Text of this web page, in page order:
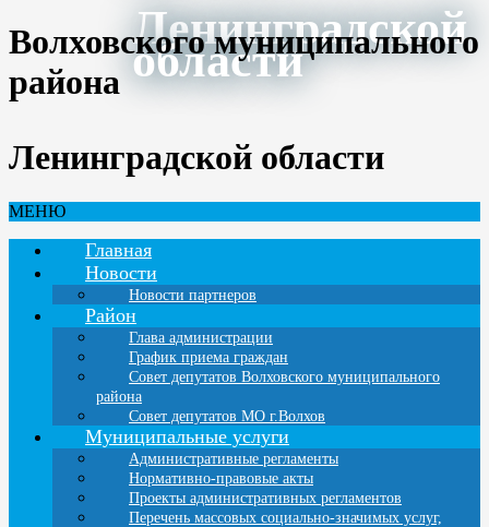
Ленинградской
области
Волховского муниципального
района
Ленинградской области
МЕНЮ
Главная
Новости
Новости партнеров
Район
Глава администрации
График приема граждан
Совет депутатов Волховского муниципального
района
Совет депутатов МО г.Волхов
Муниципальные услуги
Административные регламенты
Нормативно-правовые акты
Проекты административных регламентов
Перечень массовых социально-значимых услуг,